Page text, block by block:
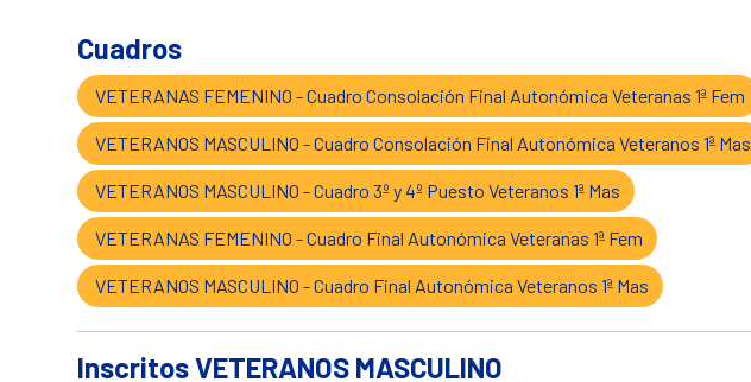
Cuadros
VETERANAS FEMENINO - Cuadro Consolación Final Autonómica Veteranas 1ª Fem
VETERANOS MASCULINO - Cuadro Consolación Final Autonómica Veteranos 1ª Mas
VETERANOS MASCULINO - Cuadro 3º y 4º Puesto Veteranos 1ª Mas
VETERANAS FEMENINO - Cuadro Final Autonómica Veteranas 1ª Fem
VETERANOS MASCULINO - Cuadro Final Autonómica Veteranos 1ª Mas
Inscritos VETERANOS MASCULINO